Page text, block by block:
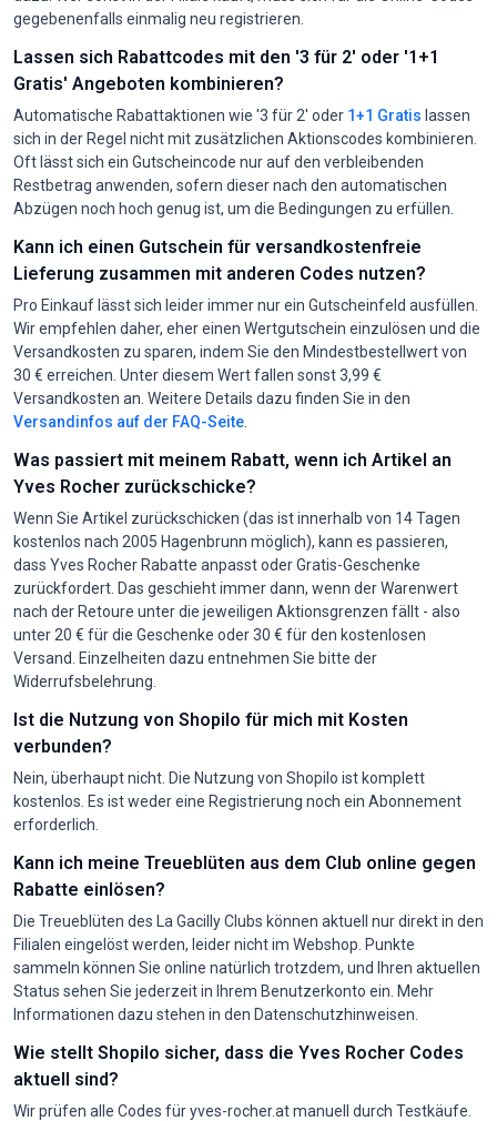
gegebenenfalls einmalig neu registrieren.
Lassen sich Rabattcodes mit den '3 für 2' oder '1+1
Gratis' Angeboten kombinieren?
Automatische Rabattaktionen wie '3 für 2' oder 1+1 Gratis lassen
sich in der Regel nicht mit zusätzlichen Aktionscodes kombinieren.
Oft lässt sich ein Gutscheincode nur auf den verbleibenden
Restbetrag anwenden, sofern dieser nach den automatischen
Abzügen noch hoch genug ist, um die Bedingungen zu erfüllen.
Kann ich einen Gutschein für versandkostenfreie
Lieferung zusammen mit anderen Codes nutzen?
Pro Einkauf lässt sich leider immer nur ein Gutscheinfeld ausfüllen.
Wir empfehlen daher, eher einen Wertgutschein einzulösen und die
Versandkosten zu sparen, indem Sie den Mindestbestellwert von
30 € erreichen. Unter diesem Wert fallen sonst 3,99 €
Versandkosten an. Weitere Details dazu finden Sie in den
Versandinfos auf der FAQ-Seite
Was passiert mit meinem Rabatt, wenn ich Artikel an
Yves Rocher zurückschicke?
Wenn Sie Artikel zurückschicken (das ist innerhalb von 14 Tagen
kostenlos nach 2005 Hagenbrunn möglich), kann es passieren,
dass Yves Rocher Rabatte anpasst oder Gratis-Geschenke
zurückfordert. Das geschieht immer dann, wenn der Warenwert
nach der Retoure unter die jeweiligen Aktionsgrenzen fällt - also
unter 20 € für die Geschenke oder 30 € für den kostenlosen
Versand. Einzelheiten dazu entnehmen Sie bitte der
Widerrufsbelehrung.
Ist die Nutzung von Shopilo für mich mit Kosten
verbunden?
Nein, überhaupt nicht. Die Nutzung von Shopilo ist komplett
kostenlos. Es ist weder eine Registrierung noch ein Abonnement
erforderlich.
Kann ich meine Treueblüten aus dem Club online gegen
Rabatte einlösen?
Die Treueblüten des La Gacilly Clubs können aktuell nur direkt in den
Filialen eingelöst werden, leider nicht im Webshop. Punkte
sammeln können Sie online natürlich trotzdem, und Ihren aktuellen
Status sehen Sie jederzeit in Ihrem Benutzerkonto ein. Mehr
Informationen dazu stehen in den Datenschutzhinweisen.
Wie stellt Shopilo sicher, dass die Yves Rocher Codes
aktuell sind?
Wir prüfen alle Codes für yves-rocher.at manuell durch Testkäufe.